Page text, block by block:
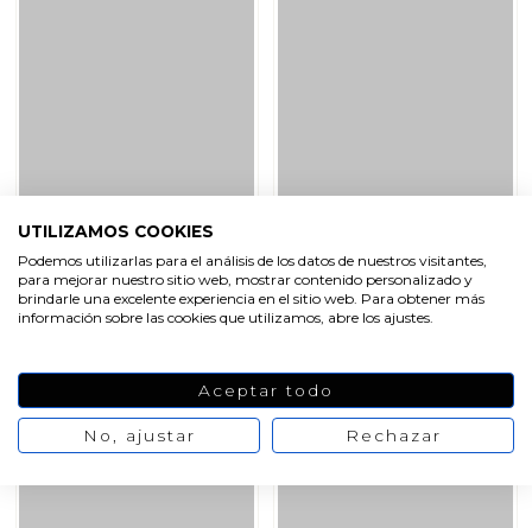
Vela de piña rosa
4,09 € 2,95 €
UTILIZAMOS COOKIES
Podemos utilizarlas para el análisis de los datos de nuestros visitantes,
para mejorar nuestro sitio web, mostrar contenido personalizado y
brindarle una excelente experiencia en el sitio web. Para obtener más
información sobre las cookies que utilizamos, abre los ajustes.
Aceptar todo
No, ajustar Rechazar